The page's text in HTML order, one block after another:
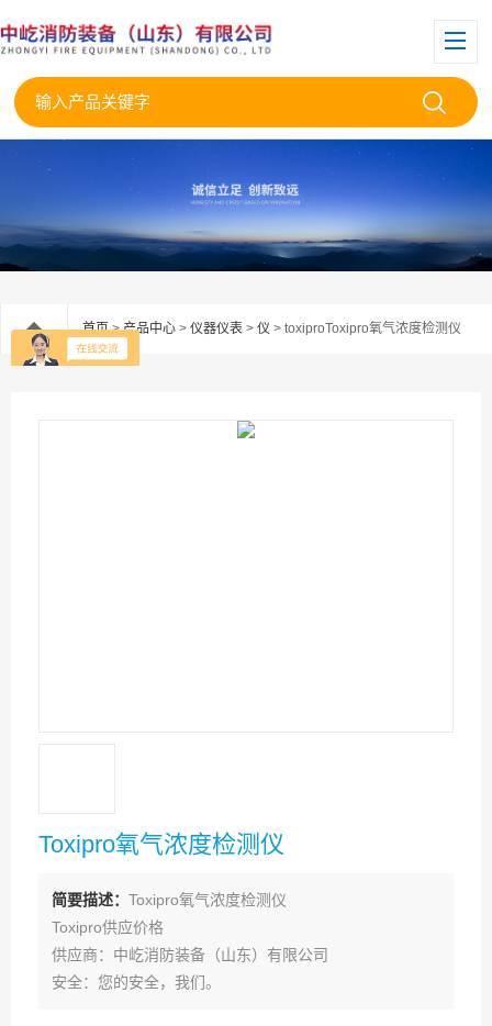
首页>产品中心 > 仪器仪表 > 仪 > toxiproToxipro氧气浓度检测仪
Toxipro氧气浓度检测仪
简要描述： Toxipro氧气浓度检测仪
Toxipro供应价格
供应商：中屹消防装备（山东）有限公司
安全：您的安全，我们。